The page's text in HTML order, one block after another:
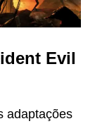
Evil
adaptações